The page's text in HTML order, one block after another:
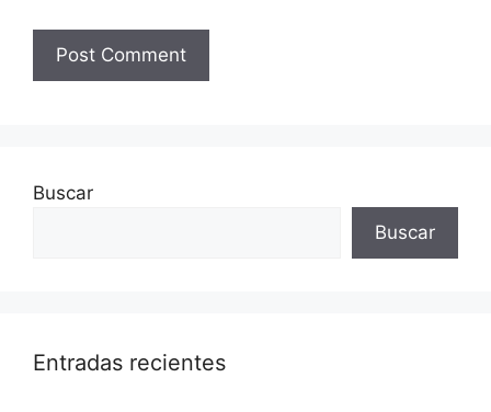
Buscar
Buscar
Entradas recientes